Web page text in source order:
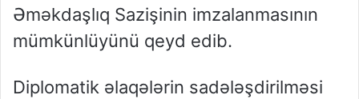
Əməkdaşlıq Sazişinin imzalanmasının
mümkünlüyünü qeyd edib.
Diplomatik əlaqələrin sadələşdirilməsi